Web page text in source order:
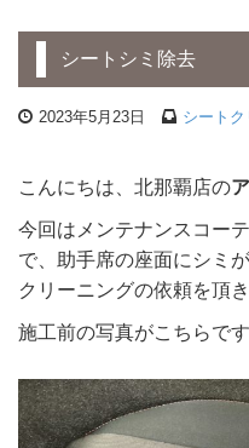
シートシミ除去
2023年5月23日 シート
こんにちは、北那覇店の
今回はメンテナンスコー
で、助手席の座面にシミ
クリーニングの依頼を頂き
施工前の写真がこちらで